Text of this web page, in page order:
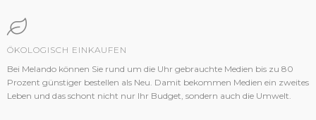
ÖKOLOGISCH EINKAUFEN
Bei Melando können Sie rund um die Uhr gebrauchte Medien bis zu 80
Prozent günstiger bestellen als Neu. Damit bekommen Medien ein zweites
Leben und das schont nicht nur Ihr Budget, sondern auch die Umwelt.